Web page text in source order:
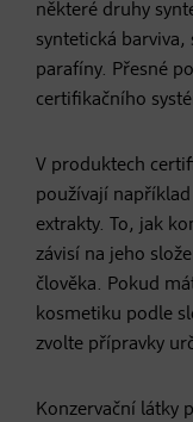
některé druhy
syntetická
parafíny. Přesné
certifikačního
V produktech
používají
extrakty. To, jak
závisí na jeho
člověka. Pokud
kosmetiku podle
zvolte přípravky
Konzervační látky